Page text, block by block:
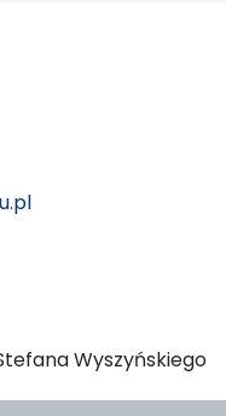
Wyszyńskiego